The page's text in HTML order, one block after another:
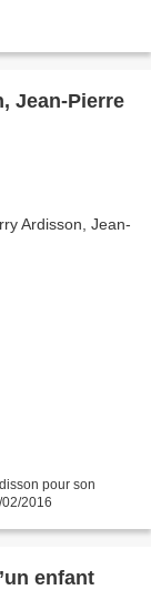
Jean-Pierre
pour son
2016
enfant